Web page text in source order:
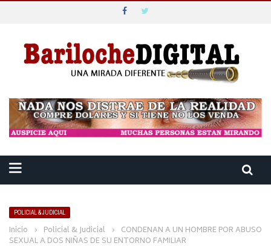
POLICIAL & JUDICIAL
Inicio › Policial & Judicial › CONDENAN A UN HOMBRE POR ABUSO
SEXUAL A DOS NIÑAS DE SU ENTORNO FAMILIAR